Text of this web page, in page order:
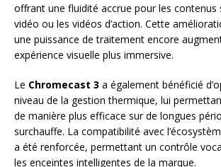
offrant une fluidité accrue pour les contenus
vidéo ou les vidéos d’action. Cette
une puissance de traitement encore
expérience visuelle plus immersive.
Le Chromecast 3 a également bénéficié
niveau de la gestion thermique, lui
de manière plus efficace sur de longues
surchauffe. La compatibilité avec
a été renforcée, permettant un contrôle
les enceintes intelligentes de la marque.